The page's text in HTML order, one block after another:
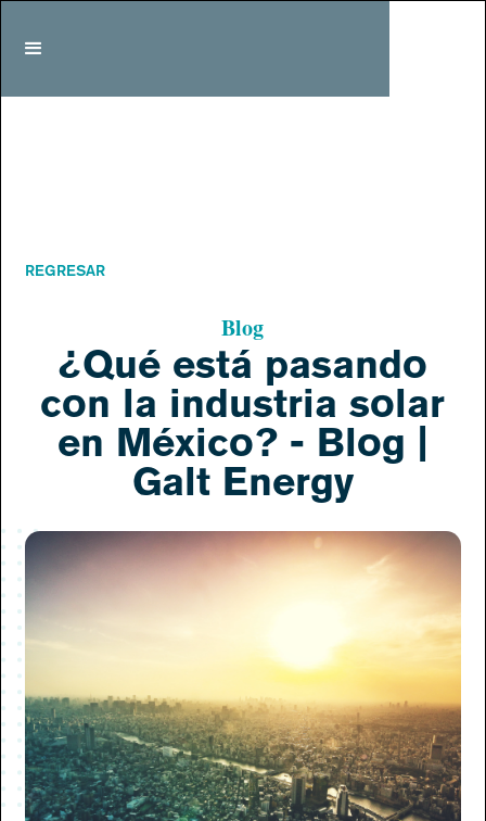
REGRESAR
Blog
¿Qué está pasando
con la industria solar
en México? - Blog |
Galt Energy